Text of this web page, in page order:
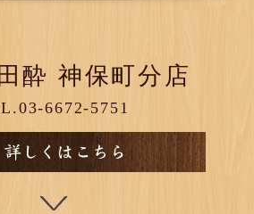
酔 神保町分店
6672-5751